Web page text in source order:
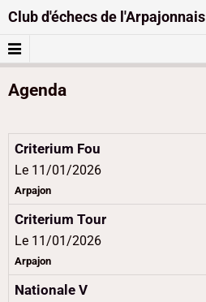
Club d'échecs de l'Arpajonnais
Agenda
Criterium Fou
Le 11/01/2026
Arpajon
Criterium Tour
Le 11/01/2026
Arpajon
Nationale V